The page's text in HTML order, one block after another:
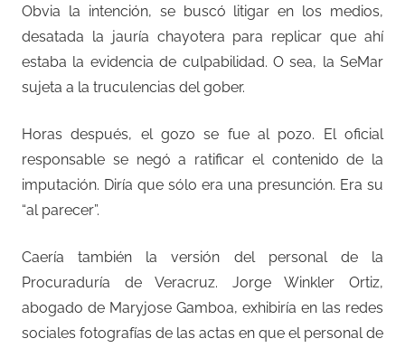
Obvia la intención, se buscó litigar en los medios,
desatada la jauría chayotera para replicar que ahí
estaba la evidencia de culpabilidad. O sea, la SeMar
sujeta a la truculencias del gober.
Horas después, el gozo se fue al pozo. El oficial
responsable se negó a ratificar el contenido de la
imputación. Diría que sólo era una presunción. Era su
“al parecer”.
Caería también la versión del personal de la
Procuraduría de Veracruz. Jorge Winkler Ortiz,
abogado de Maryjose Gamboa, exhibiría en las redes
sociales fotografías de las actas en que el personal de